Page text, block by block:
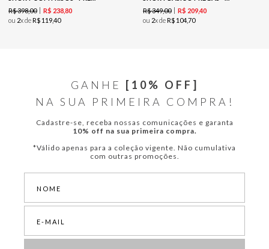
R$398,00 R$ 23880
ou 2x deR$ 11940
R$349,00 R$ 20940
ou 2x deR$ 10470
GANHE
[10% OFF]
NA SUA PRIMEIRA COMPRA!
Cadastre-se, receba nossas comunicações e garanta
10% off na sua primeira compra.
*Válido apenas para a coleção vigente. Não cumulativa
com outras promoções.